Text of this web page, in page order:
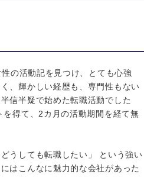
の活動記を見つけ、とても心強
、輝かしい経歴も、専門性もない
信半疑で始めた転職活動でした
得て、2カ月の活動期間を経て無
うしても転職したい」 という強い
はこんなに魅力的な会社があった